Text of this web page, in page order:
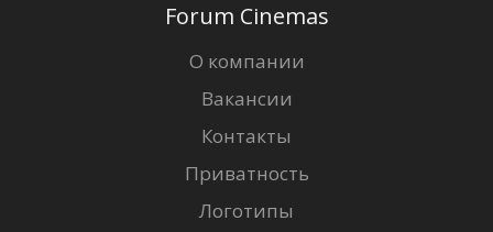
Forum Cinemas
О компании
Вакансии
Контакты
Приватность
Логотипы